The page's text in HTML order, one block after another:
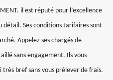
il est réputé pour l’excellence
détail. Ses conditions tarifaires sont
Appelez ses chargés de
sans engagement. Ils vous
bref sans vous prélever de frais.